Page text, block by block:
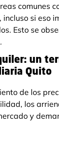
comunes
si eso
Esto se
un
Quito
de los
los
y